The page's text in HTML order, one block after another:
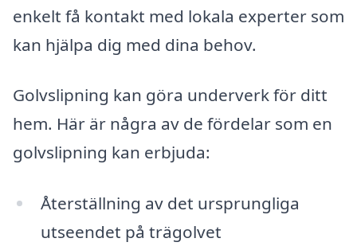
enkelt få kontakt med lokala experter som
kan hjälpa dig med dina behov.
Golvslipning kan göra underverk för ditt
hem. Här är några av de fördelar som en
golvslipning kan erbjuda:
Återställning av det ursprungliga
utseendet på trägolvet